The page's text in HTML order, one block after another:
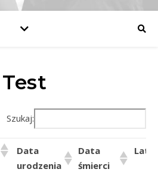
Test
Szukaj:
Data
urodzenia
Data
śmierci
Lata